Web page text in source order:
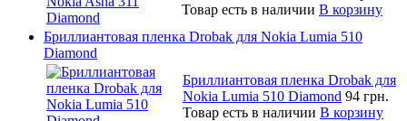
Товар есть в наличии В корзину
Бриллиантовая пленка Drobak для Nokia Lumia 510
Diamond
Бриллиантовая пленка Drobak для
Nokia Lumia 510 Diamond 94 грн.
Товар есть в наличии В корзину